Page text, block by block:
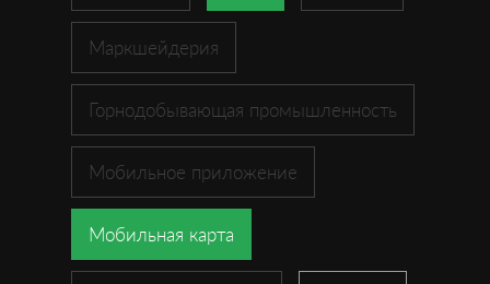
Маркшейдерия
Горнодобывающая промышленность
Мобильное приложение
Мобильная карта